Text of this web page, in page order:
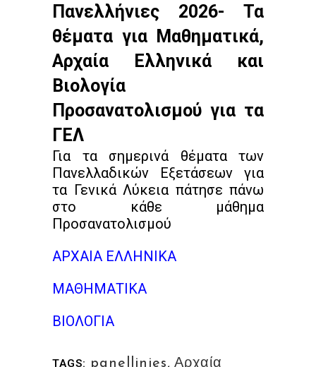
Πανελλήνιες 2026- Τα
θέματα για Μαθηματικά,
Αρχαία Ελληνικά και
Βιολογία
Προσανατολισμού για τα
ΓΕΛ
Για τα σημερινά θέματα των
Πανελλαδικών Εξετάσεων για
τα Γενικά Λύκεια πάτησε πάνω
στο κάθε μάθημα
Προσανατολισμού
ΑΡΧΑΙΑ ΕΛΛΗΝΙΚΑ
ΜΑΘΗΜΑΤΙΚΑ
ΒΙΟΛΟΓΙΑ
TAGS: panellinies, Αρχαία